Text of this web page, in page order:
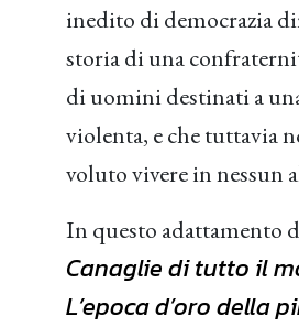
inedito di democrazia
storia di una
di uomini destinati a
violenta, e che tuttavia
voluto vivere in nessun
In questo adattamento
Canaglie di tutto il
L’epoca d’oro della